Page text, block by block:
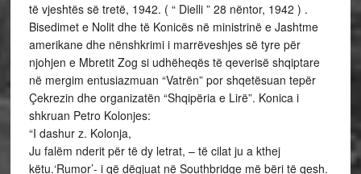
të vjeshtës së tretë, 1942. ( “ Dielli ” 28 nëntor, 1942 ) .
Bisedimet e Nolit dhe të Konicës në ministrinë e Jashtme
amerikane dhe nënshkrimi i marrëveshjes së tyre për
njohjen e Mbretit Zog si udhëheqës të qeverisë shqiptare
në mergim entusiazmuan “Vatrën” por shqetësuan tepër
Çekrezin dhe organizatën “Shqipëria e Lirë”. Konica i
shkruan Petro Kolonjes:
“I dashur z. Kolonja,
Ju falëm nderit për të dy letrat, – të cilat ju a kthej
këtu.‘Rumor’- i që dëgjuat në Southbridge më bëri të qesh.